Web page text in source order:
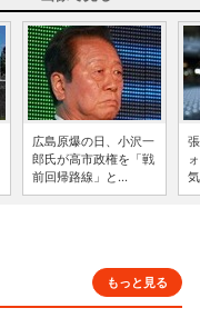
広島原爆の日、小沢一
郎氏が高市政権を「戦
前回帰路線」と...
もっと見る